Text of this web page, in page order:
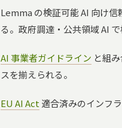
Lemma の検証可能 AI 向け
る。政府調達・公共領域 AI
AI 事業者ガイドライン と組
スを揃えられる。
EU AI Act 適合済みのインフ